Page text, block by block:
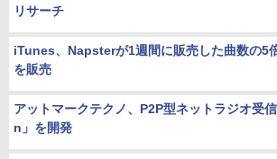
リサーチ
iTunes、Napsterが1週間に販売した曲数の5
を販売
アットマークテクノ、P2P型ネットラジオ受
n」を開発